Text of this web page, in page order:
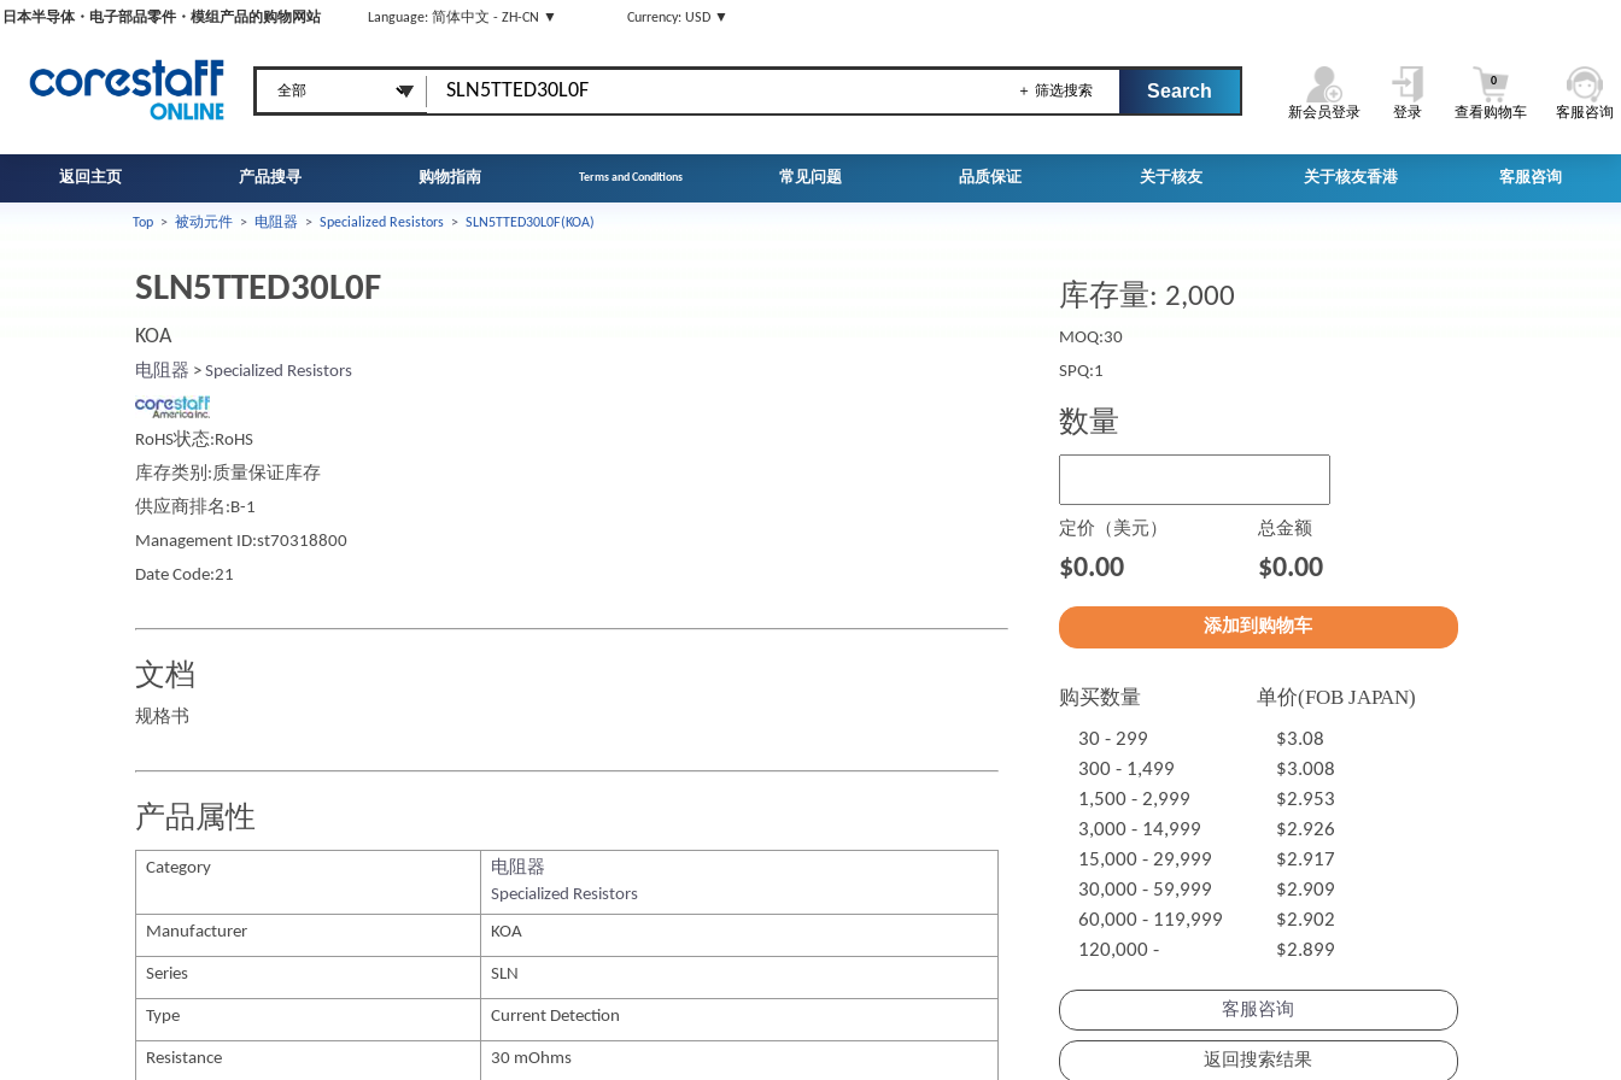
日本半导体・电子部品零件・模组产品的购物网站 Language: 简体中文 - ZH-CN ▼ Currency: USD ▼
＋ 筛选搜索
新会员登录 登录 查看购物车
0
客服咨询
返回主页 产品搜寻 购物指南 Terms and Conditions 常见问题 品质保证 关于核友 关于核友香港 客服咨询
Top > 被动元件 > 电阻器 > Specialized Resistors > SLN5TTED30L0F(KOA)
SLN5TTED30L0F
KOA
电阻器 > Specialized Resistors
RoHS状态:RoHS
库存类别:质量保证库存
供应商排名:B-1
Management ID:st70318800
Date Code:21
文档
规格书
产品属性
Category
电阻器
Specialized Resistors
Manufacturer KOA
Series SLN
Type Current Detection
Resistance 30 mOhms
库存量: 2,000
MOQ:30
SPQ:1
数量
定价（美元） 总金额
$0.00 $0.00
购买数量 单价(FOB JAPAN)
30 - 299
$3.08
300 - 1,499
$3.008
1,500 - 2,999
$2.953
3,000 - 14,999
$2.926
15,000 - 29,999
$2.917
30,000 - 59,999
$2.909
60,000 - 119,999
$2.902
120,000 -
$2.899
客服咨询